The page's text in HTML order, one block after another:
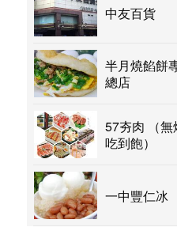
中友百貨
半月燒餡餅
總店
57夯肉 （
吃到飽）
一中豐仁冰